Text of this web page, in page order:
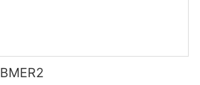
موتورهای هیدرولیک BMER2